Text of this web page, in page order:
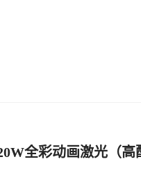
全彩动画激光（高